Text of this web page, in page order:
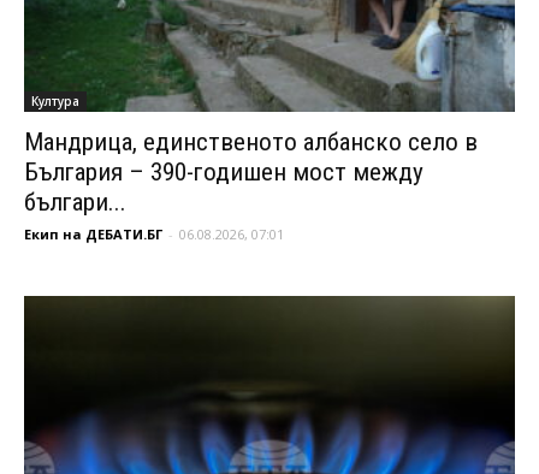
Култура
Мандрица, единственото албанско село в
България – 390-годишен мост между
българи...
Екип на ДЕБАТИ.БГ - 06.08.2026, 07:01